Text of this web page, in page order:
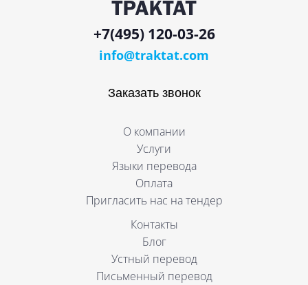
Заказать звонок
О компании
Услуги
Языки перевода
Оплата
Пригласить нас на тендер
Контакты
Блог
Устный перевод
Письменный перевод
+7(495) 120-03-26
info@traktat.com